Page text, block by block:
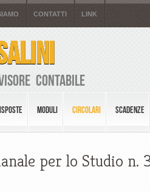
CONTATTI LINK
Contabile
MODULI CIRCOLARI SCADENZE
per lo Studio n.